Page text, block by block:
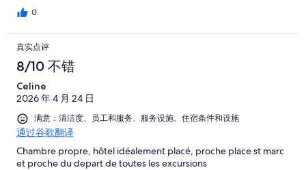
0
真实点评
8/10 不错
Celine
2026 年 4 月 24 日
满意：清洁度、员工和服务、服务设施、住宿条件和设施
通过谷歌翻译
Chambre propre, hôtel idéalement placé, proche place st marc
et proche du depart de toutes les excursions